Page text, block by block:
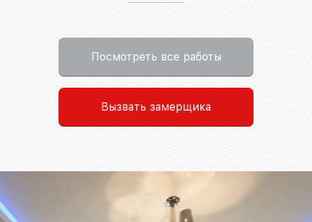
Посмотреть все работы
Вызвать замерщика